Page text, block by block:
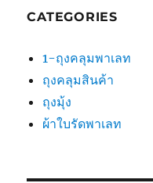
CATEGORIES
1-ถุงคลุมพาเลท
ถุงคลุมสินค้า
ถุงมุ้ง
ผ้าใบรัดพาเลท